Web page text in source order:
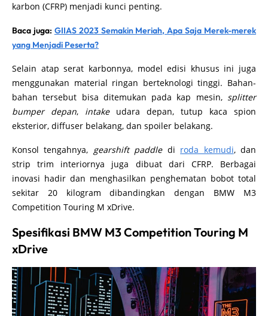
karbon (CFRP) menjadi kunci penting.
Baca juga: GIIAS 2023 Semakin Meriah, Apa Saja Merek-merek
yang Menjadi Peserta?
Selain atap serat karbonnya, model edisi khusus ini juga
menggunakan material ringan berteknologi tinggi. Bahan-
bahan tersebut bisa ditemukan pada kap mesin,splitter
bumper depan, intake udara depan, tutup kaca spion
eksterior, diffuser belakang, dan spoiler belakang.
Konsol tengahnya, gearshift paddledi roda kemudi, dan
strip trim interiornya juga dibuat dari CFRP. Berbagai
inovasi hadir dan menghasilkan penghematan bobot total
sekitar 20 kilogram dibandingkan dengan BMW M3
Competition Touring M xDrive.
Spesifikasi BMW M3 Competition Touring M
xDrive